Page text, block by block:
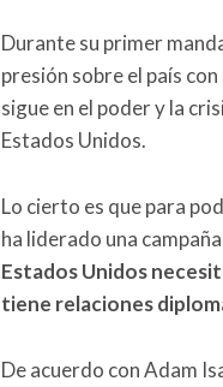
Durante su primer
presión sobre el país con
sigue en el poder y la
Estados Unidos.
Lo cierto es que para
ha liderado una
Estados Unidos
tiene relaciones
De acuerdo con Adam